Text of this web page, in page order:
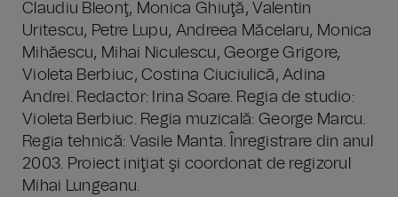
Claudiu Bleonţ, Monica Ghiuţă, Valentin
Uritescu, Petre Lupu, Andreea Măcelaru, Monica
Mihăescu, Mihai Niculescu, George Grigore,
Violeta Berbiuc, Costina Ciuciulică, Adina
Andrei. Redactor: Irina Soare. Regia de studio:
Violeta Berbiuc. Regia muzicală: George Marcu.
Regia tehnică: Vasile Manta. Înregistrare din anul
2003. Proiect iniţiat şi coordonat de regizorul
Mihai Lungeanu.